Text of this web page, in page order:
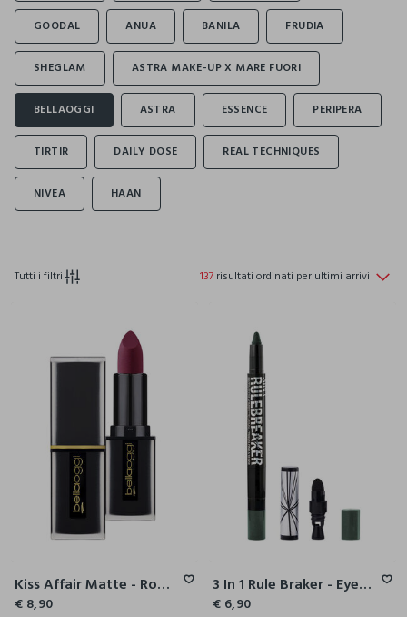
Tutti i filtri 137 risultati ordinati per ultimi arrivi
Kiss Affair Matte - Rossetto Extra Matte
€ 8,90
3 In 1 Rule Braker - Eyeliner, Eye Kajal, Eyeshadow
€ 6,90